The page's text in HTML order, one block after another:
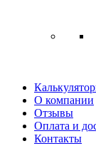
О компании
Отзывы
Оплата и
Контакты